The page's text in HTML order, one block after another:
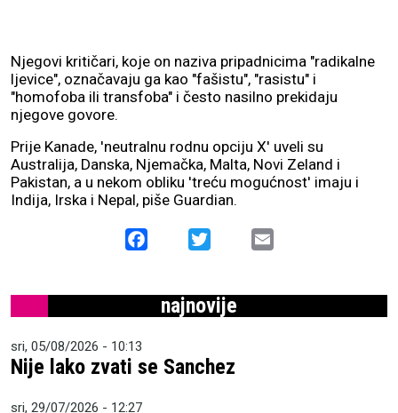
Njegovi kritičari, koje on naziva pripadnicima "radikalne
ljevice", označavaju ga kao "fašistu", "rasistu" i
"homofoba ili transfoba" i često nasilno prekidaju
njegove govore.
Prije Kanade, 'neutralnu rodnu opciju X' uveli su
Australija, Danska, Njemačka, Malta, Novi Zeland i
Pakistan, a u nekom obliku 'treću mogućnost' imaju i
Indija, Irska i Nepal, piše Guardian.
Facebook
najnovije
sri, 05/08/2026 - 10:13
Nije lako zvati se Sanchez
sri, 29/07/2026 - 12:27